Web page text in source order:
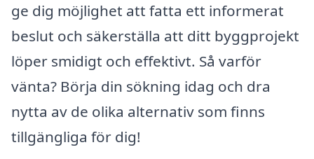
ge dig möjlighet att fatta ett informerat
beslut och säkerställa att ditt byggprojekt
löper smidigt och effektivt. Så varför
vänta? Börja din sökning idag och dra
nytta av de olika alternativ som finns
tillgängliga för dig!